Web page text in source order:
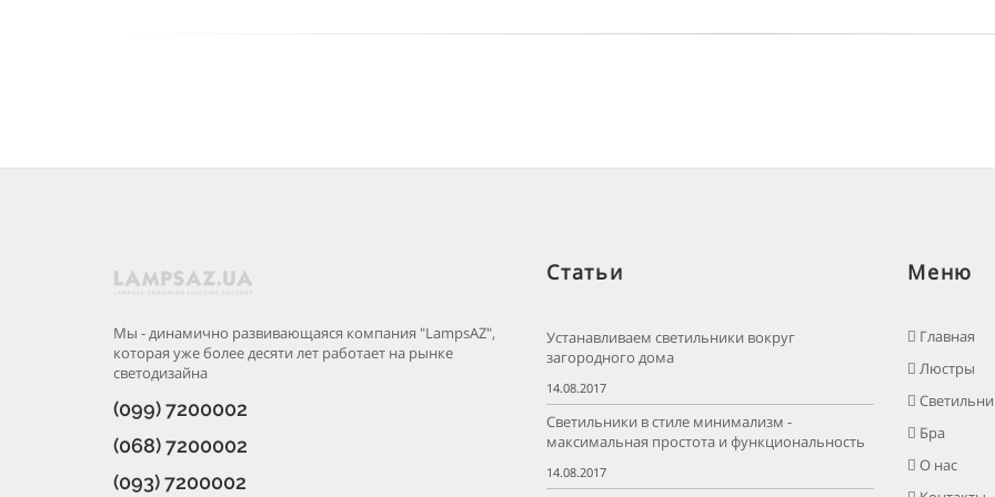
Мы - динамично развивающаяся компания "LampsAZ",
которая уже более десяти лет работает на рынке
светодизайна
(099) 7200002
(068) 7200002
(093) 7200002
Статьи
Устанавливаем светильники вокруг
загородного дома
14.08.2017
Светильники в стиле минимализм -
максимальная простота и функциональность
14.08.2017
Меню
Главная
Люстры
Бра
О нас